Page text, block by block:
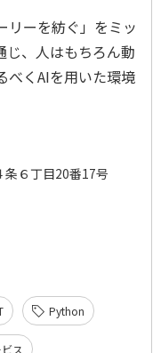
リーを紡ぐ」をミッ
じ、人はもちろん動
べくAIを用いた環境
条６丁目20番17号
Python
ス